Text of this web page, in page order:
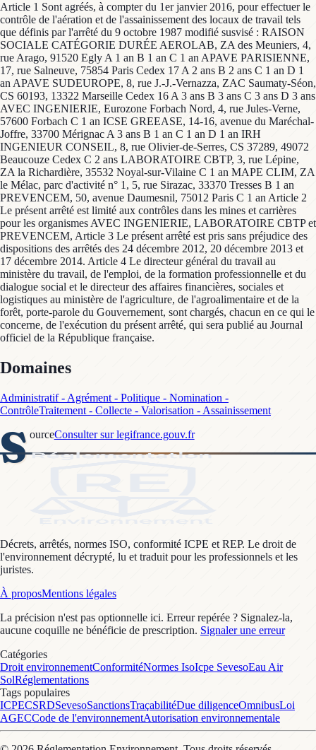
Article 1 Sont agréés, à compter du 1er janvier 2016, pour effectuer le
contrôle de l'aération et de l'assainissement des locaux de travail tels
que définis par l'arrêté du 9 octobre 1987 modifié susvisé : RAISON
SOCIALE CATÉGORIE DURÉE AEROLAB, ZA des Meuniers, 4,
rue Arago, 91520 Egly A 1 an B 1 an C 1 an APAVE PARISIENNE,
17, rue Salneuve, 75854 Paris Cedex 17 A 2 ans B 2 ans C 1 an D 1
an APAVE SUDEUROPE, 8, rue J.-J.-Vernazza, ZAC Saumaty-Séon,
CS 60193, 13322 Marseille Cedex 16 A 3 ans B 3 ans C 3 ans D 3 ans
AVEC INGENIERIE, Eurozone Forbach Nord, 4, rue Jules-Verne,
57600 Forbach C 1 an ICSE GREEASE, 14-16, avenue du Maréchal-
Joffre, 33700 Mérignac A 3 ans B 1 an C 1 an D 1 an IRH
INGENIEUR CONSEIL, 8, rue Olivier-de-Serres, CS 37289, 49072
Beaucouze Cedex C 2 ans LABORATOIRE CBTP, 3, rue Lépine,
ZA la Richardière, 35532 Noyal-sur-Vilaine C 1 an MAPE CLIM, ZA
le Mélac, parc d'activité n° 1, 5, rue Sirazac, 33370 Tresses B 1 an
PREVENCEM, 50, avenue Daumesnil, 75012 Paris C 1 an Article 2
Le présent arrêté est limité aux contrôles dans les mines et carrières
pour les organismes AVEC INGENIERIE, LABORATOIRE CBTP et
PREVENCEM, Article 3 Le présent arrêté est pris sans préjudice des
dispositions des arrêtés des 24 décembre 2012, 20 décembre 2013 et
17 décembre 2014. Article 4 Le directeur général du travail au
ministère du travail, de l'emploi, de la formation professionnelle et du
dialogue social et le directeur des affaires financières, sociales et
logistiques au ministère de l'agriculture, de l'agroalimentaire et de la
forêt, porte-parole du Gouvernement, sont chargés, chacun en ce qui le
concerne, de l'exécution du présent arrêté, qui sera publié au Journal
officiel de la République française.
Domaines
Administratif - Agrément - Politique - Nomination -
ContrôleTraitement - Collecte - Valorisation - Assainissement
S ourceConsulter sur legifrance.gouv.fr
Décrets, arrêtés, normes ISO, conformité ICPE et REP. Le droit de
l'environnement décrypté, lu et traduit pour les professionnels et les
juristes.
À proposMentions légales
La précision n'est pas optionnelle ici. Erreur repérée ? Signalez-la,
aucune coquille ne bénéficie de prescription. Signaler une erreur
Catégories
Droit environnementConformitéNormes IsoIcpe SevesoEau Air
SolRéglementations
Tags populaires
ICPECSRDSevesoSanctionsTraçabilitéDue diligenceOmnibusLoi
AGECCode de l'environnementAutorisation environnementale